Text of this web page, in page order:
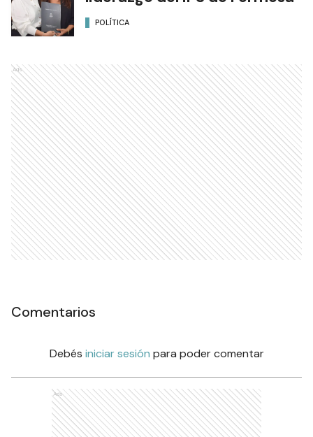
POLÍTICA
Ads
Comentarios
Debés iniciar sesión para poder comentar
Ads